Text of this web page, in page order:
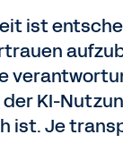
ist
KI-
ist. Je